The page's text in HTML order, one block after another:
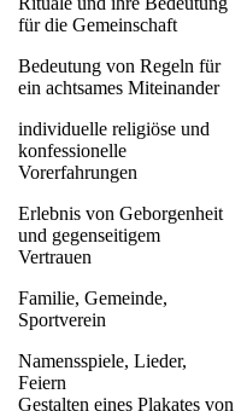
für die Gemeinschaft
Bedeutung von Regeln für
ein achtsames Miteinander
individuelle religiöse und
konfessionelle
Vorerfahrungen
Erlebnis von Geborgenheit
und gegenseitigem
Vertrauen
Familie, Gemeinde,
Sportverein
Namensspiele, Lieder,
Feiern
Gestalten eines Plakates von